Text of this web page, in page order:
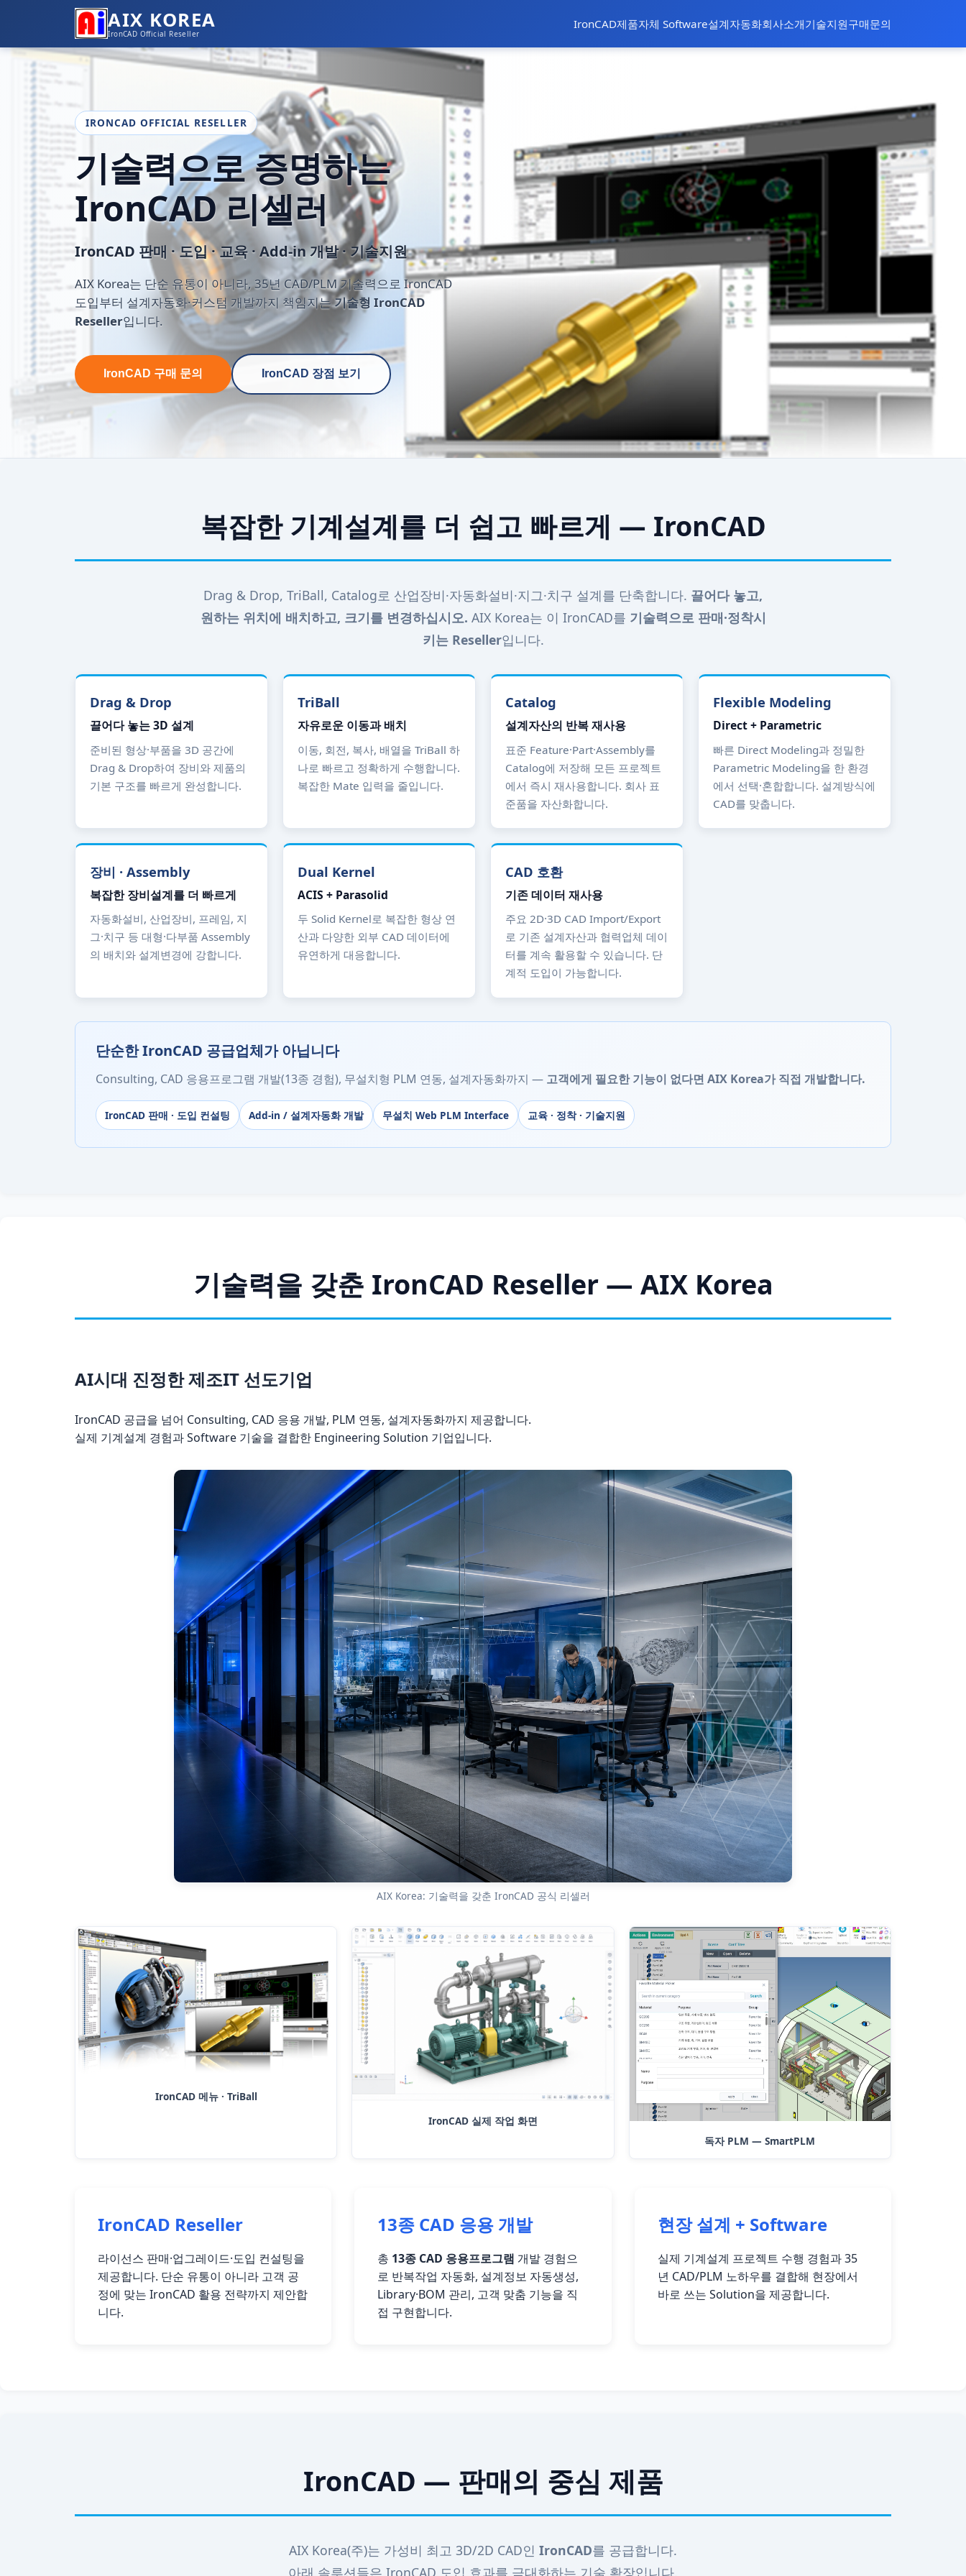
AIX KOREA
IronCAD Official Reseller
IronCAD제품자체 Software설계자동화회사소개기술지원구매문의
IRONCAD OFFICIAL RESELLER
기술력으로 증명하는
IronCAD 리셀러
IronCAD 판매 · 도입 · 교육 · Add-in 개발 · 기술지원
AIX Korea는 단순 유통이 아니라, 35년 CAD/PLM 기술력으로 IronCAD
도입부터 설계자동화·커스텀 개발까지 책임지는기술형 IronCAD
Reseller입니다.
IronCAD 구매 문의 IronCAD 장점 보기
복잡한 기계설계를 더 쉽고 빠르게 — IronCAD
Drag & Drop, TriBall, Catalog로 산업장비·자동화설비·지그·치구 설계를 단축합니다. 끌어다 놓고,
원하는 위치에 배치하고, 크기를 변경하십시오. AIX Korea는 이 IronCAD를 기술력으로 판매·정착시
키는 Reseller입니다.
Drag & Drop
끌어다 놓는 3D 설계
준비된 형상·부품을 3D 공간에
Drag & Drop하여 장비와 제품의
기본 구조를 빠르게 완성합니다.
TriBall
자유로운 이동과 배치
이동, 회전, 복사, 배열을 TriBall 하
나로 빠르고 정확하게 수행합니다.
복잡한 Mate 입력을 줄입니다.
Catalog
설계자산의 반복 재사용
표준 Feature·Part·Assembly를
Catalog에 저장해 모든 프로젝트
에서 즉시 재사용합니다. 회사 표
준품을 자산화합니다.
Flexible Modeling
Direct + Parametric
빠른 Direct Modeling과 정밀한
Parametric Modeling을 한 환경
에서 선택·혼합합니다. 설계방식에
CAD를 맞춥니다.
장비 · Assembly
복잡한 장비설계를 더 빠르게
자동화설비, 산업장비, 프레임, 지
그·치구 등 대형·다부품 Assembly
의 배치와 설계변경에 강합니다.
Dual Kernel
ACIS + Parasolid
두 Solid Kernel로 복잡한 형상 연
산과 다양한 외부 CAD 데이터에
유연하게 대응합니다.
CAD 호환
기존 데이터 재사용
주요 2D·3D CAD Import/Export
로 기존 설계자산과 협력업체 데이
터를 계속 활용할 수 있습니다. 단
계적 도입이 가능합니다.
단순한 IronCAD 공급업체가 아닙니다
Consulting, CAD 응용프로그램 개발(13종 경험), 무설치형 PLM 연동, 설계자동화까지 — 고객에게 필요한 기능이 없다면 AIX Korea가 직접 개발합니다.
IronCAD 판매 · 도입 컨설팅 Add-in / 설계자동화 개발 무설치 Web PLM Interface 교육 · 정착 · 기술지원
기술력을 갖춘 IronCAD Reseller — AIX Korea
AI시대 진정한 제조IT 선도기업
IronCAD 공급을 넘어 Consulting, CAD 응용 개발, PLM 연동, 설계자동화까지 제공합니다.
실제 기계설계 경험과 Software 기술을 결합한 Engineering Solution 기업입니다.
AIX Korea: 기술력을 갖춘 IronCAD 공식 리셀러
IronCAD 메뉴 · TriBall
IronCAD 실제 작업 화면
독자 PLM — SmartPLM
IronCAD Reseller
라이선스 판매·업그레이드·도입 컨설팅을
제공합니다. 단순 유통이 아니라 고객 공
정에 맞는 IronCAD 활용 전략까지 제안합
니다.
13종 CAD 응용 개발
총 13종 CAD 응용프로그램 개발 경험으
로 반복작업 자동화, 설계정보 자동생성,
Library·BOM 관리, 고객 맞춤 기능을 직
접 구현합니다.
현장 설계 + Software
실제 기계설계 프로젝트 수행 경험과 35
년 CAD/PLM 노하우를 결합해 현장에서
바로 쓰는 Solution을 제공합니다.
IronCAD — 판매의 중심 제품
AIX Korea(주)는 가성비 최고 3D/2D CAD인 IronCAD를 공급합니다.
아래 솔루션들은 IronCAD 도입 효과를 극대화하는 기술 확장입니다.